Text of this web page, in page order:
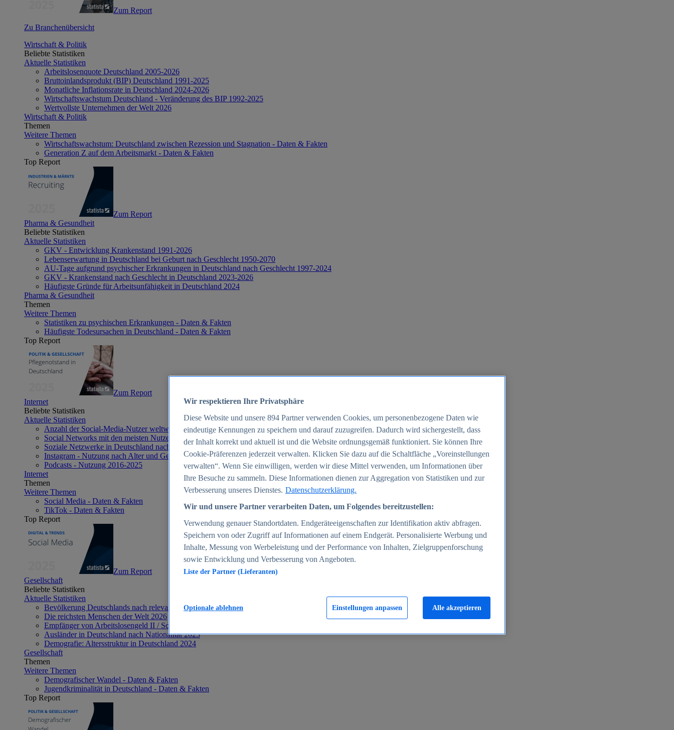
Zum Report
Zu Branchenübersicht
Wirtschaft & Politik
Beliebte Statistiken
Aktuelle Statistiken
Arbeitslosenquote Deutschland 2005-2026
Bruttoinlandsprodukt (BIP) Deutschland 1991-2025
Monatliche Inflationsrate in Deutschland 2024-2026
Wirtschaftswachstum Deutschland - Veränderung des BIP 1992-2025
Wertvollste Unternehmen der Welt 2026
Wirtschaft & Politik
Themen
Weitere Themen
Wirtschaftswachstum: Deutschland zwischen Rezession und Stagnation - Daten & Fakten
Generation Z auf dem Arbeitsmarkt - Daten & Fakten
Top Report
Zum Report
Pharma & Gesundheit
Beliebte Statistiken
Aktuelle Statistiken
GKV - Entwicklung Krankenstand 1991-2026
Lebenserwartung in Deutschland bei Geburt nach Geschlecht 1950-2070
AU-Tage aufgrund psychischer Erkrankungen in Deutschland nach Geschlecht 1997-2024
GKV - Krankenstand nach Geschlecht in Deutschland 2023-2026
Häufigste Gründe für Arbeitsunfähigkeit in Deutschland 2024
Pharma & Gesundheit
Themen
Weitere Themen
Statistiken zu psychischen Erkrankungen - Daten & Fakten
Häufigste Todesursachen in Deutschland - Daten & Fakten
Top Report
Zum Report
Internet
Beliebte Statistiken
Aktuelle Statistiken
Anzahl der Social-Media-Nutzer weltweit 2012-2025
Social Networks mit den meisten Nutzern weltweit 2025
Soziale Netzwerke in Deutschland nach Generationen 2025
Instagram - Nutzung nach Alter und Geschlecht in Deutschland 2025
Podcasts - Nutzung 2016-2025
Internet
Themen
Weitere Themen
Social Media - Daten & Fakten
TikTok - Daten & Fakten
Top Report
Zum Report
Gesellschaft
Beliebte Statistiken
Aktuelle Statistiken
Bevölkerung Deutschlands nach relevanten Altersgruppen 2024
Die reichsten Menschen der Welt 2026
Empfänger von Arbeitslosengeld II / Sozialgeld / Bürgergeld in Deutschland 2005-2025
Ausländer in Deutschland nach Nationalität 2025
Demografie: Altersstruktur in Deutschland 2024
Gesellschaft
Themen
Weitere Themen
Demografischer Wandel - Daten & Fakten
Jugendkriminalität in Deutschland - Daten & Fakten
Top Report
Wir respektieren Ihre Privatsphäre
Diese Website und unsere 894 Partner verwenden Cookies, um personenbezogene Daten wie
eindeutige Kennungen zu speichern und darauf zuzugreifen. Dadurch wird sichergestellt, dass
der Inhalt korrekt und aktuell ist und die Website ordnungsgemäß funktioniert. Sie können Ihre
Cookie-Präferenzen jederzeit verwalten. Klicken Sie dazu auf die Schaltfläche „Voreinstellungen
verwalten“. Wenn Sie einwilligen, werden wir diese Mittel verwenden, um Informationen über
Ihre Besuche zu sammeln. Diese Informationen dienen zur Aggregation von Statistiken und zur
Verbesserung unseres Dienstes. Datenschutzerklärung.
Wir und unsere Partner verarbeiten Daten, um Folgendes bereitzustellen:
Verwendung genauer Standortdaten. Endgeräteeigenschaften zur Identifikation aktiv abfragen.
Speichern von oder Zugriff auf Informationen auf einem Endgerät. Personalisierte Werbung und
Inhalte, Messung von Werbeleistung und der Performance von Inhalten, Zielgruppenforschung
sowie Entwicklung und Verbesserung von Angeboten.
Liste der Partner (Lieferanten)
Einstellungen anpassen
Optionale ablehnen Alle akzeptieren